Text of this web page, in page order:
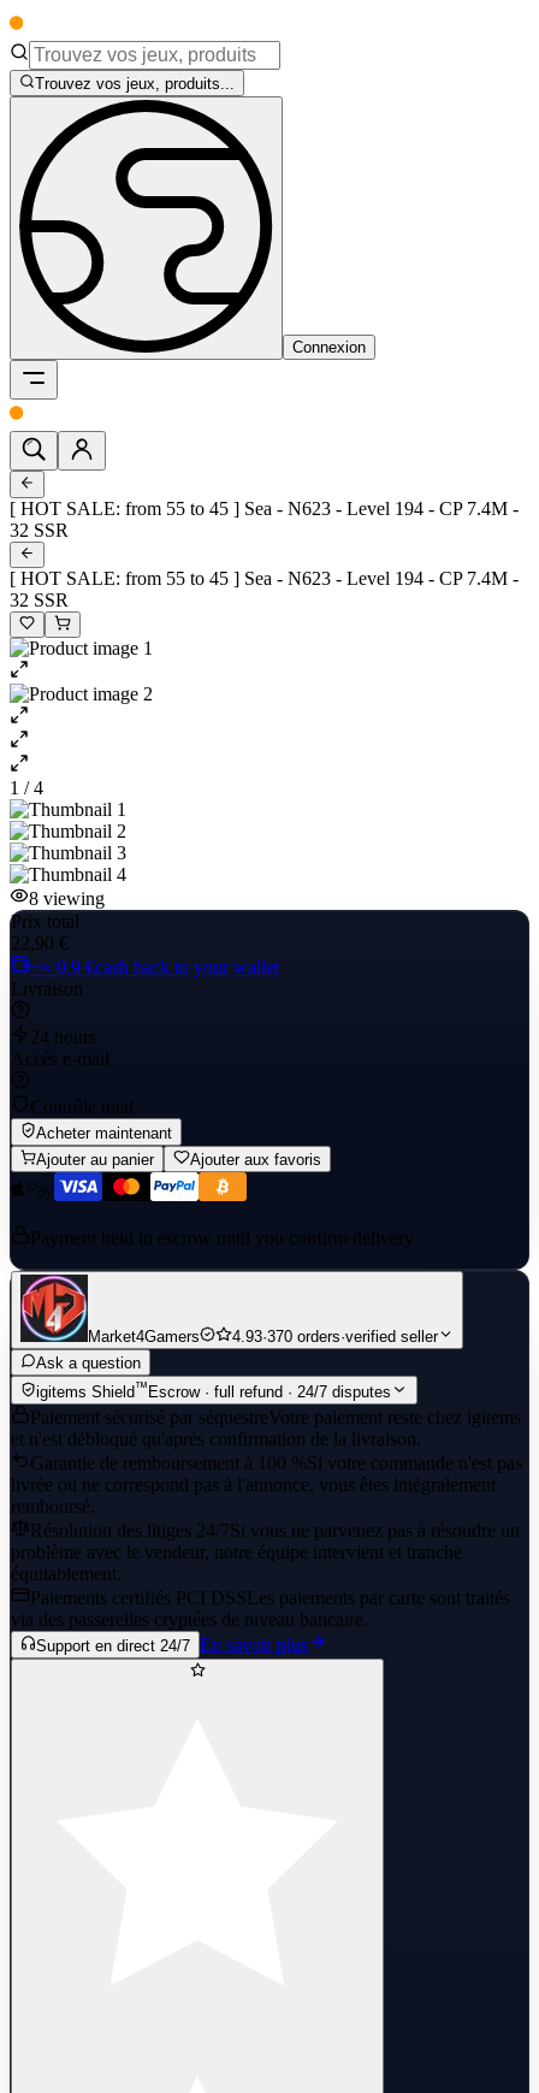
Trouvez vos jeux, produits...
Connexion
[ HOT SALE: from 55 to 45 ] Sea - N623 - Level 194 - CP 7.4M -
32 SSR
[ HOT SALE: from 55 to 45 ] Sea - N623 - Level 194 - CP 7.4M -
32 SSR
1 / 4
8 viewing
Prix total
22,90 €
+≈ 0,9 €cash back to your wallet
Livraison
24 hours
Accès e-mail
Contrôle total
Acheter maintenant
Ajouter au panier
Ajouter aux favoris
Payment held in escrow until you confirm delivery
Market4Gamers 4.93·370 orders·verified seller
Ask a question
igitems Shield™ Escrow · full refund · 24/7 disputes
Paiement sécurisé par séquestreVotre paiement reste chez igitems
et n'est débloqué qu'après confirmation de la livraison.
Garantie de remboursement à 100 %Si votre commande n'est pas
livrée ou ne correspond pas à l'annonce, vous êtes intégralement
remboursé.
Résolution des litiges 24/7Si vous ne parvenez pas à résoudre un
problème avec le vendeur, notre équipe intervient et tranche
équitablement.
Paiements certifiés PCI DSSLes paiements par carte sont traités
via des passerelles cryptées de niveau bancaire.
Support en direct 24/7 En savoir plus